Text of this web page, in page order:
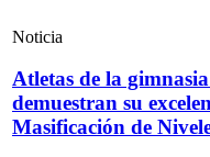
Noticia
Atletas de la
demuestran su
Masificación de